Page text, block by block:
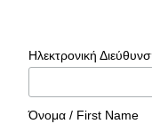
Ηλεκτρονική
Όνομα / First Name